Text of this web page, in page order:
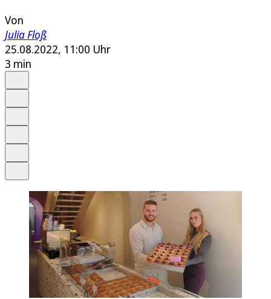
Von
Julia Floß
25.08.2022, 11:00 Uhr
3 min